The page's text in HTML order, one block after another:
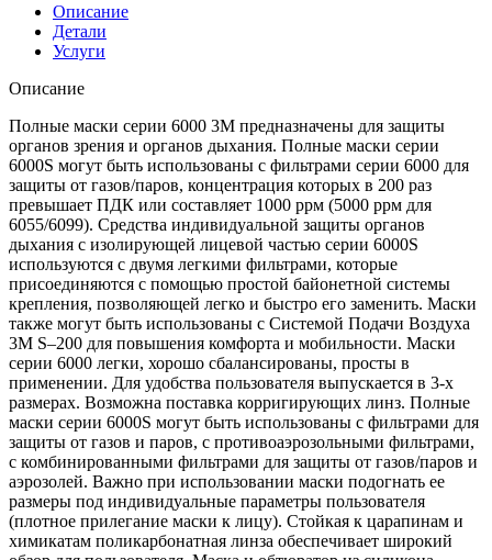
Описание
Детали
Услуги
Описание
Полные маски серии 6000 3М предназначены для защиты
органов зрения и органов дыхания. Полные маски серии
6000S могут быть использованы с фильтрами серии 6000 для
защиты от газов/паров, концентрация которых в 200 раз
превышает ПДК или составляет 1000 ррм (5000 ррм для
6055/6099). Средства индивидуальной защиты органов
дыхания с изолирующей лицевой частью серии 6000S
используются с двумя легкими фильтрами, которые
присоединяются с помощью простой байонетной системы
крепления, позволяющей легко и быстро его заменить. Маски
также могут быть использованы с Системой Подачи Воздуха
3М S–200 для повышения комфорта и мобильности. Маски
серии 6000 легки, хорошо сбалансированы, просты в
применении. Для удобства пользователя выпускается в 3-х
размерах. Возможна поставка корригирующих линз. Полные
маски серии 6000S могут быть использованы с фильтрами для
защиты от газов и паров, с противоаэрозольными фильтрами,
с комбинированными фильтрами для защиты от газов/паров и
аэрозолей. Важно при использовании маски подогнать ее
размеры под индивидуальные параметры пользователя
(плотное прилегание маски к лицу). Стойкая к царапинам и
химикатам поликарбонатная линза обеспечивает широкий